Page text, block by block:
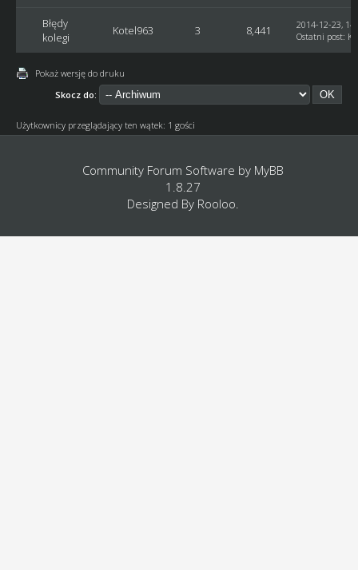
Błędy
kolegi
Kotel963 3 8,441
2014-12-23,
Ostatni post:
Pokaż wersję do druku
Skocz do:
Użytkownicy przeglądający ten wątek: 1 gości
Community Forum Software by MyBB
1.8.27
Designed By Rooloo